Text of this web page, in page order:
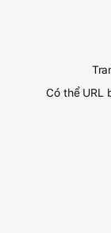
Có thể URL